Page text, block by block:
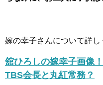
嫁の幸子さんについて詳し
舘ひろしの嫁幸子画像
TBS会長と丸紅常務？